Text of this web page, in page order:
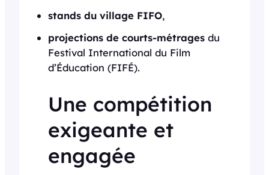
stands du village FIFO,
projections de courts-métrages du
Festival International du Film
d’Éducation (FIFÉ).
Une compétition
exigeante et
engagée